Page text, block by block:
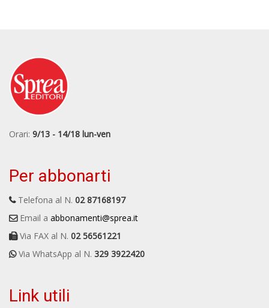
Orari: 9/13 - 14/18 lun-ven
Per abbonarti
Telefona al N. 02 87168197
Email a abbonamenti@sprea.it
Via FAX al N. 02 56561221
Via WhatsApp al N. 329 3922420
Link utili